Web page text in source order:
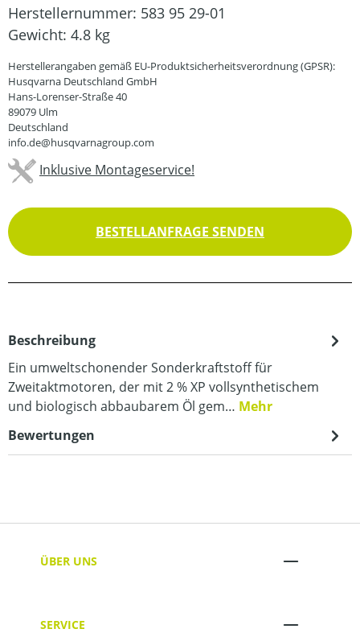
Herstellernummer: 583 95 29-01
Gewicht: 4.8 kg
Herstellerangaben gemäß EU-Produktsicherheitsverordnung (GPSR):
Husqvarna Deutschland GmbH
Hans-Lorenser-Straße 40
89079 Ulm
Deutschland
info.de@husqvarnagroup.com
Inklusive Montageservice!
BESTELLANFRAGE SENDEN
Beschreibung
Ein umweltschonender Sonderkraftstoff für
Zweitaktmotoren, der mit 2 % XP vollsynthetischem
und biologisch abbaubarem Öl gem… Mehr
Bewertungen
ÜBER UNS
SERVICE